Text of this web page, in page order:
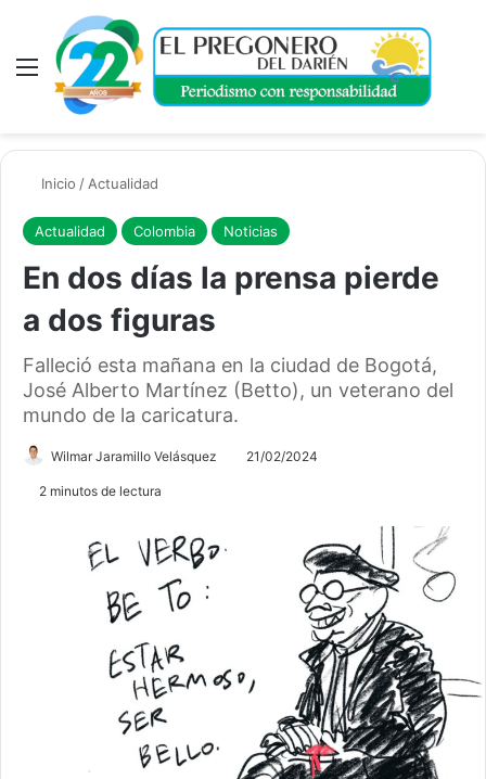
Menú
Inicio / Actualidad
Actualidad Colombia Noticias
En dos días la prensa pierde
a dos figuras
Falleció esta mañana en la ciudad de Bogotá,
José Alberto Martínez (Betto), un veterano del
mundo de la caricatura.
Wilmar Jaramillo Velásquez 21/02/2024
2 minutos de lectura